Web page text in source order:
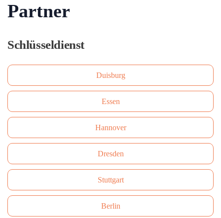
Partner
Schlüsseldienst
Duisburg
Essen
Hannover
Dresden
Stuttgart
Berlin